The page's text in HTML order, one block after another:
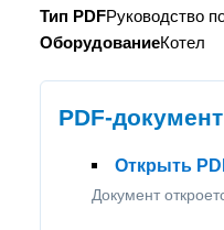
Тип PDFРуководство
ОборудованиеКотел
PDF-документ
Открыть
Документ